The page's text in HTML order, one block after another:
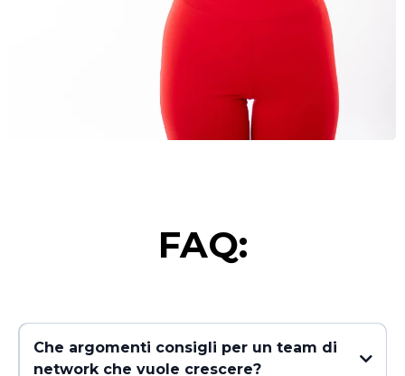
FAQ:
Che argomenti consigli per un team di
network che vuole crescere?